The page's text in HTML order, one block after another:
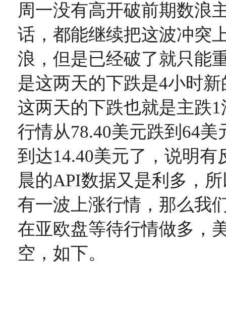
周一没有高开破前期数浪
话，都能继续把这波冲突
浪，但是已经破了就只能
是这两天的下跌是4小时
这两天的下跌也就是主跌
行情从78.40美元跌到64
到达14.40美元了，说明有
晨的API数据又是利多，
有一波上涨行情，那么我
在亚欧盘等待行情做多，
空，如下。